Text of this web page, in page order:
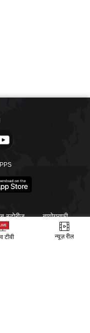
टीवी न्यूज़ रील
स्टोरीज बायोग्राफी